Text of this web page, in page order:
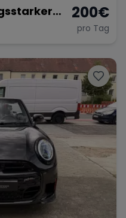
200€
pro Tag